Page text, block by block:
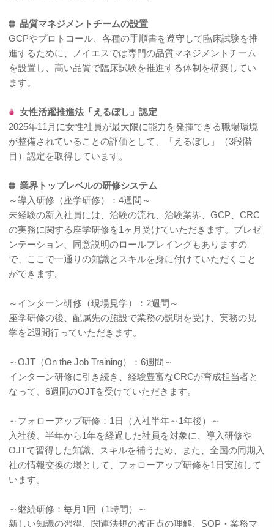
品質マネジメントチームの設置
GCPやプロトコール、各種の手順書を遵守して臨床試験を推
進するために、ノイエスでは専門の品質マネジメントチーム
を設置し、高い品質で臨床試験を推進する体制を構築してい
ます。
女性活躍推進法「えるぼし」認定
2025年11月に女性社員が最大限に能力を発揮できる職場環境
が整備されていることの評価として、「えるぼし」（3段階
目）認定を取得しています。
業界トップレベルの研修システム
～導入研修（座学研修）：4週間～
未経験の新入社員には、治験の流れ、治験業界、GCP、CRC
の実務に関する座学研修を1ヶ月受けていただきます。プレゼ
ンテーション、同意説明のロールプレイングもありますの
で、ここで一通りの知識とスキルを身に付けていただくこと
ができます。
～インターン研修（現場見学）：2週間～
座学研修の後、配属先の施設で業務の説明を受け、実務の見
学を2週間行っていただきます。
～OJT（On the Job Training）：6週間～
インターン研修に引き続き、経験豊富なCRCが育成担当者と
なって、6週間のOJTを受けていただきます。
～フォローアップ研修：1日（入社半年～1年後）～
入社後、半年から1年を経過した社員を対象に、導入研修や
OJTで習得した知識、スキルを補うため、また、全国の同期入
社の情報交換の場として、フォローアップ研修を1日実施して
います。
～継続研修：毎月1回（1時間）～
新しい知識の習得、関連法規の改正点の理解、SOP・業務マ